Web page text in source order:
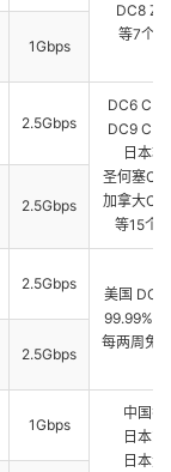
DC8
等7个
1Gbps
2.5Gbps
DC6
DC9
日本软
圣何塞
加拿大
等15个
2.5Gbps
2.5Gbps
美国 DC5
99.99%
每两周免
2.5Gbps
1Gbps
中国香
日本东
日本大